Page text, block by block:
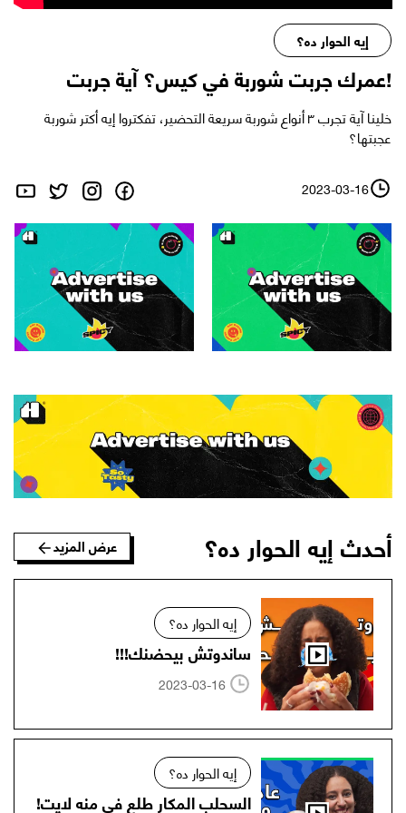
إيه الحوار ده؟
!عمرك جربت شوربة في كيس؟ آية جربت
خلينا آية تجرب ٣ أنواع شوربة سريعة التحضير، تفكتروا إيه أكتر شوربة
عجبتها؟
2023-03-16
أحدث إيه الحوار ده؟ عرض المزيد
إيه الحوار ده؟
ساندوتش بيحضنك!!!
2023-03-16
إيه الحوار ده؟
السحلب المكار طلع في منه لايت!